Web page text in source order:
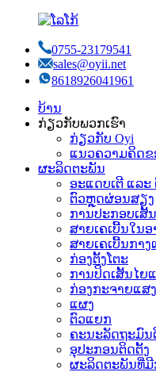
0755-23179541
sales@oyii.net
8618926041961
ບ້ານ
ກ່ຽວກັບພວກເຮົາ
ກ່ຽວກັບ Oyi
ແນວຄວາມຄິດ
ຜະລິດຕະພັນ
ອະແດບເຕີ ແລະ
ຕົວຫຼຸດຜ່ອນສຽງ
ການປະກອບເສັ້
ສາຍເຄເບີ້ນໃນອ
ສາຍເຄເບີ້ນກາງ
ກ່ອງຕັ້ງໂຕະ
ການປິດເສັ້ນໄຍ
ກ່ອງກະຈາຍແສງ
ແຜງ
ຕົວແຍກ
ຄະນະລັດຖະມົນ
ອຸປະກອນຕິດຕັ້ງ
ຜະລິດຕະພັນທີ່ມີ